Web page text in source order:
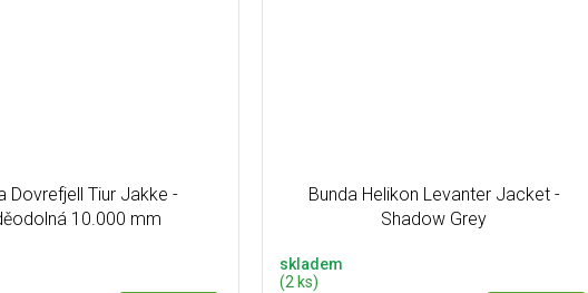
Dovrefjell Tiur Jakke -
10.000 mm
Bunda Helikon Levanter Jacket -
Shadow Grey
skladem
(2 ks)